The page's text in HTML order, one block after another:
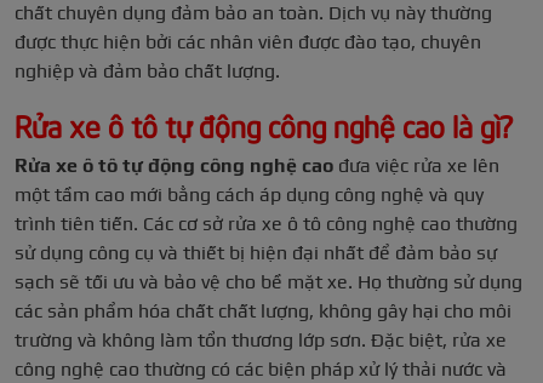
chất chuyên dụng đảm bảo an toàn. Dịch vụ này thường
được thực hiện bởi các nhân viên được đào tạo, chuyên
nghiệp và đảm bảo chất lượng.
Rửa xe ô tô tự động công nghệ cao là gì?
Rửa xe ô tô tự động công nghệ cao đưa việc rửa xe lên
một tầm cao mới bằng cách áp dụng công nghệ và quy
trình tiên tiến. Các cơ sở rửa xe ô tô công nghệ cao thường
sử dụng công cụ và thiết bị hiện đại nhất để đảm bảo sự
sạch sẽ tối ưu và bảo vệ cho bề mặt xe. Họ thường sử dụng
các sản phẩm hóa chất chất lượng, không gây hại cho môi
trường và không làm tổn thương lớp sơn. Đặc biệt, rửa xe
công nghệ cao thường có các biện pháp xử lý thải nước và